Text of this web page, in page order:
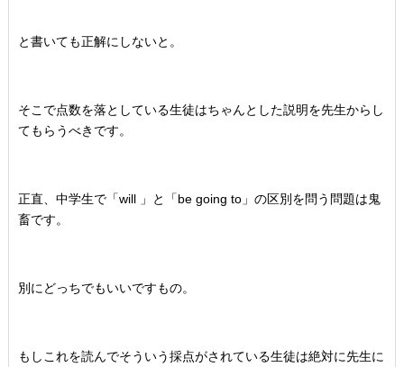
と書いても正解にしないと。
そこで点数を落としている生徒はちゃんとした説明を先生からし
てもらうべきです。
正直、中学生で「will 」と「be going to」の区別を問う問題は鬼
畜です。
別にどっちでもいいですもの。
もしこれを読んでそういう採点がされている生徒は絶対に先生に